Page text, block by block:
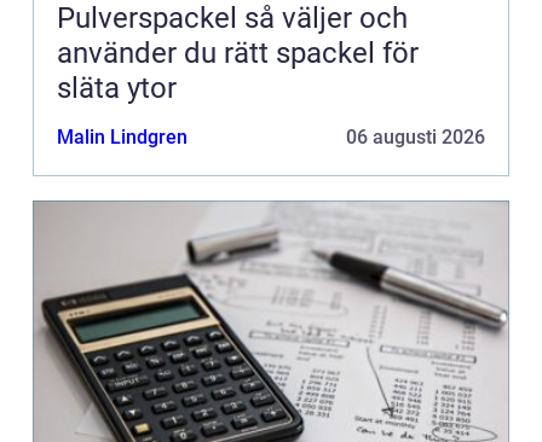
Pulverspackel så väljer och
använder du rätt spackel för
släta ytor
Malin Lindgren 06 augusti 2026